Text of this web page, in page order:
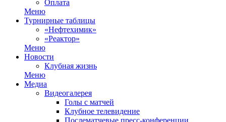
Оплата
Меню
Турнирные таблицы
«Нефтехимик»
«Реактор»
Меню
Новости
Клубная жизнь
Меню
Медиа
Видеогалерея
Голы с матчей
Клубное телевидение
Послематчевые пресс-конференции